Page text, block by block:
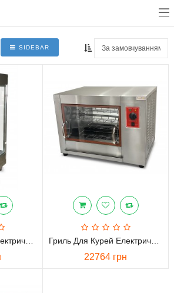
і
SIDEBAR
22764 грн